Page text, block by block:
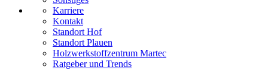
Karriere
Kontakt
Standort Hof
Standort Plauen
Holzwerkstoffzentrum Martec
Ratgeber und Trends